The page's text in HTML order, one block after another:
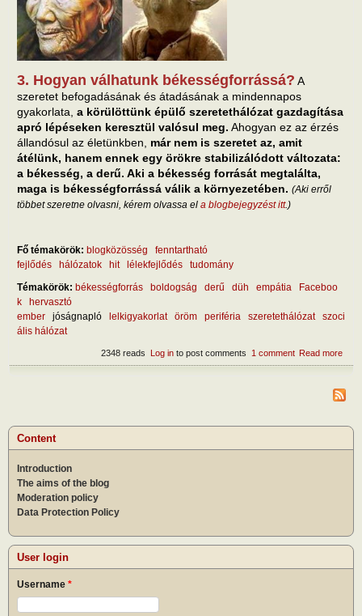
3. Hogyan válhatunk békességforrássá? A
szeretet befogadásának és átadásának a mindennapos
gyakorlata, a körülöttünk épülő szeretethálózat gazdagítása
apró lépéseken keresztül valósul meg. Ahogyan ez az érzés
állandósul az életünkben, már nem is szeretet az, amit
átélünk, hanem ennek egy örökre stabilizálódott változata:
a békesség, a derű. Aki a békesség forrását megtalálta,
maga is békességforrássá válik a környezetében. (Aki erről
többet szeretne olvasni, kérem olvassa el a blogbejegyzést itt.)
Fő témakörök: blogközösség
fenntartható
fejlődés
hálózatok hit lélekfejlődés
tudomány
Témakörök: békességforrás boldogság derű düh empátia
Faceboo
k
hervasztó
ember
jóságnapló lelkigyakorlat öröm periféria szeretethálózat
szoci
ális hálózat
Read more
1 comment
Log into post comments
2348 reads
Content
Introduction
The aims of the blog
Moderation policy
Data Protection Policy
User login
Username *